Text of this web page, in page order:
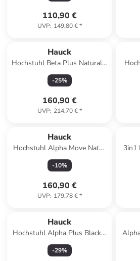
110,90 €
UVP: 149,80 €*
Hauck
Hochstuhl Beta Plus Natural -
im Sparset in gray,white
-25%
160,90 €
UVP: 214,70 €*
Hauck
Hochstuhl Alpha Move Natur
- im Sparset in beige
-10%
160,90 €
UVP: 179,78 €*
3in1
Hauck
Hochstuhl Alpha Plus Black -
im Sparset in black
-29%